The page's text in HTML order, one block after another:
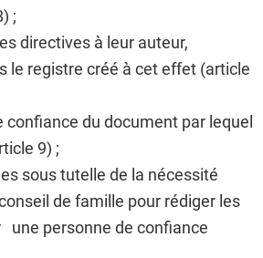
;
directives à leur auteur,
le registre créé à cet effet (article
confiance du document par lequel
9) ;
sous tutelle de la nécessité
de famille pour rédiger les
personne de confiance